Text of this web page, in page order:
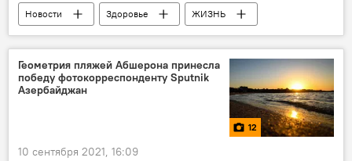
Новости Здоровье
ЖИЗНЬ
Азербайджан
ковид-паспорт
Коронавирус
Геометрия пляжей Абшерона принесла
победу фотокорреспонденту Sputnik
Азербайджан
12
10 сентября 2021, 16:09